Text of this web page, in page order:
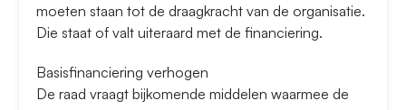
moeten staan tot de draagkracht van de organisatie.
Die staat of valt uiteraard met de financiering.
Basisfinanciering verhogen
De raad vraagt bijkomende middelen waarmee de